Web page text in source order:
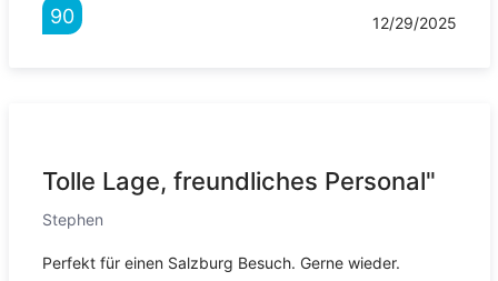
90 12/29/2025
Tolle Lage, freundliches Personal"
Stephen
Perfekt für einen Salzburg Besuch. Gerne wieder.